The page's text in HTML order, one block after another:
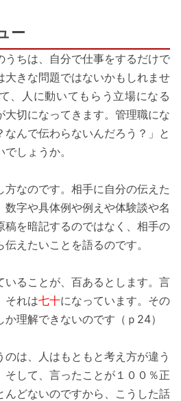
ー
ちは、自分で仕事をするだけで
大きな問題ではないかもしれませ
、人に動いてもらう立場になる
大切になってきます。管理職にな
なんで伝わらないんだろう？」と
しょうか。
なのです。相手に自分の伝えた
数字や具体例や例えや体験談や名
稿を暗記するのではなく、相手の
えたいことを語るのです。
いることが、百あるとします。言
それは七十になっています。その
か理解できないのです（ｐ24）
は、人はもともと考え方が違う
そして、言ったことが１００％正
んどないのですから、こうした話